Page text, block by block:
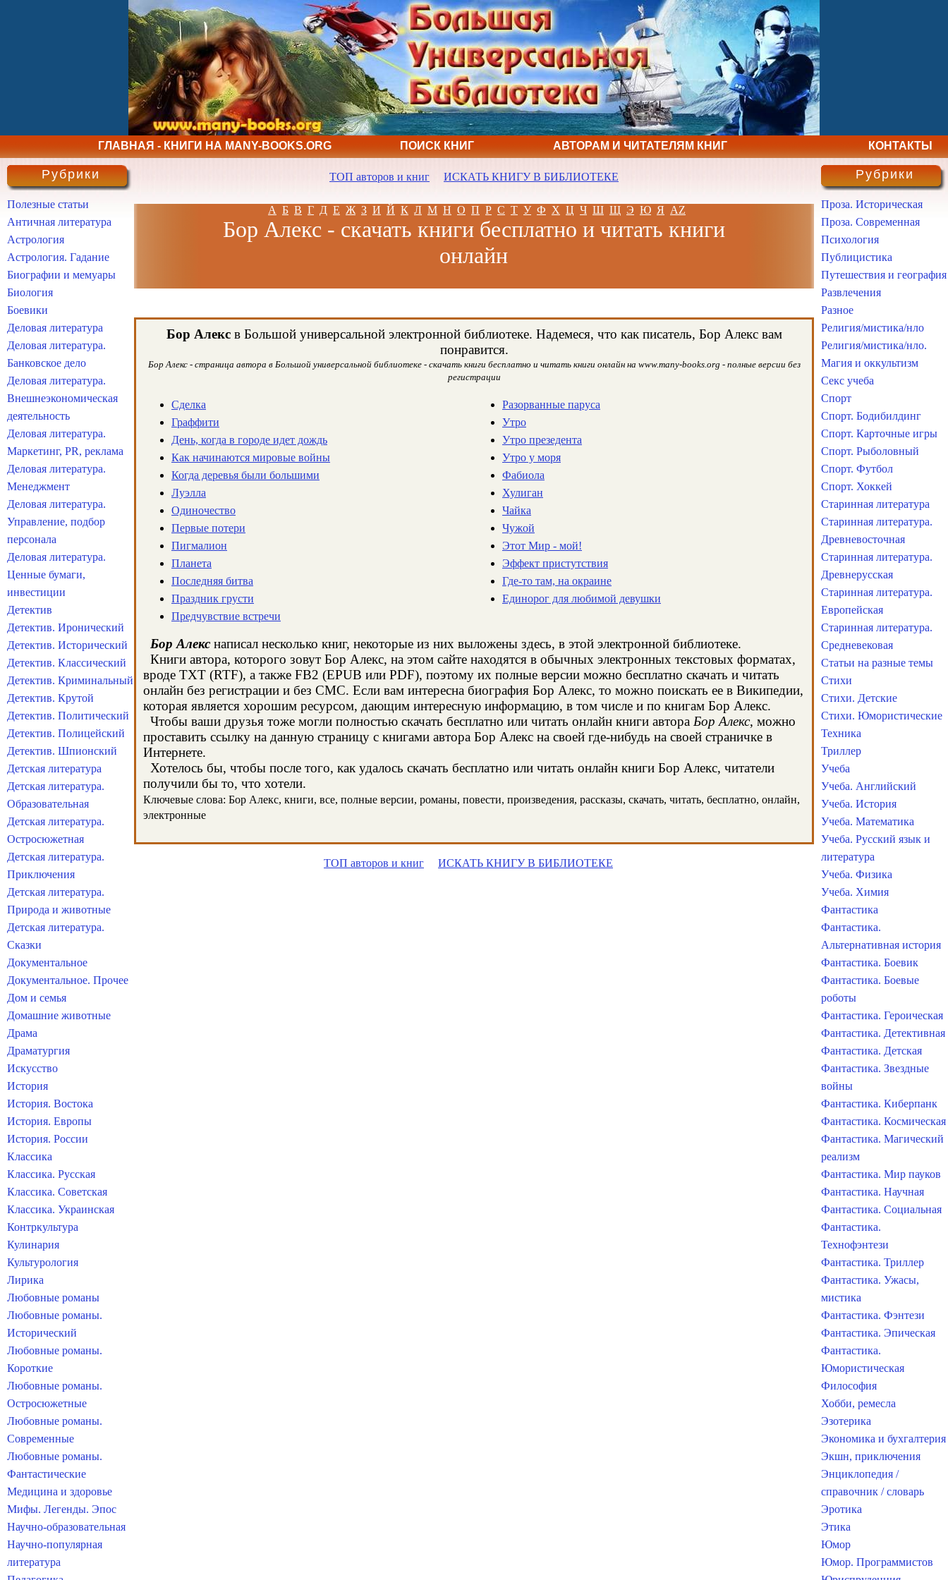
ГЛАВНАЯ - КНИГИ НА MANY-BOOKS.ORG ПОИСК КНИГ АВТОРАМ И ЧИТАТЕЛЯМ КНИГ КОНТАКТЫ
ТОП авторов и книг ИСКАТЬ КНИГУ В БИБЛИОТЕКЕ
А Б В Г Д Е Ж З И Й К Л М Н О П Р С Т У Ф Х Ц Ч Ш Щ Э Ю Я AZ
Бор Алекс - скачать книги бесплатно и читать книги
онлайн
Бор Алексв Большой универсальной электронной библиотеке. Надемеся, что как писатель, Бор Алекс вам
понравится.
Бор Алекс - страница автора в Большой универсальной библиотеке - скачать книги бесплатно и читать книги онлайн на www.many-books.org - полные версии без
регистрации
Сделка
Граффити
День, когда в городе идет дождь
Как начинаются мировые войны
Когда деревья были большими
Луэлла
Одиночество
Первые потери
Пигмалион
Планета
Последняя битва
Праздник грусти
Предчувствие встречи
Разорванные паруса
Утро
Утро презедента
Утро у моря
Фабиола
Хулиган
Чайка
Чужой
Этот Мир - мой!
Эффект пристутствия
Где-то там, на окраине
Единорог для любимой девушки
Бор Алекс написал несколько книг, некоторые из них выложены здесь, в этой электронной библиотеке.
Книги автора, которого зовут Бор Алекс, на этом сайте находятся в обычных электронных текстовых форматах,
вроде TXT (RTF), а также FB2 (EPUB или PDF), поэтому их полные версии можно бесплатно скачать и читать
онлайн без регистрации и без СМС. Если вам интересна биография Бор Алекс, то можно поискать ее в Википедии,
которая является хорошим ресурсом, дающим интересную информацию, в том числе и по книгам Бор Алекс.
Чтобы ваши друзья тоже могли полностью скачать бесплатно или читать онлайн книги автора Бор Алекс, можно
проставить ссылку на данную страницу с книгами автора Бор Алекс на своей где-нибудь на своей страничке в
Интернете.
Хотелось бы, чтобы после того, как удалось скачать бесплатно или читать онлайн книги Бор Алекс, читатели
получили бы то, что хотели.
Ключевые слова: Бор Алекс, книги, все, полные версии, романы, повести, произведения, рассказы, скачать, читать, бесплатно, онлайн,
электронные
ТОП авторов и книг ИСКАТЬ КНИГУ В БИБЛИОТЕКЕ
Рубрики
Полезные статьи
Античная литература
Астрология
Астрология. Гадание
Биографии и мемуары
Биология
Боевики
Деловая литература
Деловая литература.
Банковское дело
Деловая литература.
Внешнеэкономическая
деятельность
Деловая литература.
Маркетинг, PR, реклама
Деловая литература.
Менеджмент
Деловая литература.
Управление, подбор
персонала
Деловая литература.
Ценные бумаги,
инвестиции
Детектив
Детектив. Иронический
Детектив. Исторический
Детектив. Классический
Детектив. Криминальный
Детектив. Крутой
Детектив. Политический
Детектив. Полицейский
Детектив. Шпионский
Детская литература
Детская литература.
Образовательная
Детская литература.
Остросюжетная
Детская литература.
Приключения
Детская литература.
Природа и животные
Детская литература.
Сказки
Документальное
Документальное. Прочее
Дом и семья
Домашние животные
Драма
Драматургия
Искусство
История
История. Востока
История. Европы
История. России
Классика
Классика. Русская
Классика. Советская
Классика. Украинская
Контркультура
Кулинария
Культурология
Лирика
Любовные романы
Любовные романы.
Исторический
Любовные романы.
Короткие
Любовные романы.
Остросюжетные
Любовные романы.
Современные
Любовные романы.
Фантастические
Медицина и здоровье
Мифы. Легенды. Эпос
Научно-образовательная
Научно-популярная
литература
Рубрики
Проза. Историческая
Проза. Современная
Психология
Публицистика
Путешествия и география
Развлечения
Разное
Религия/мистика/нло
Религия/мистика/нло.
Магия и оккультизм
Секс учеба
Спорт
Спорт. Бодибилдинг
Спорт. Карточные игры
Спорт. Рыболовный
Спорт. Футбол
Спорт. Хоккей
Старинная литература
Старинная литература.
Древневосточная
Старинная литература.
Древнерусская
Старинная литература.
Европейская
Старинная литература.
Средневековая
Статьи на разные темы
Стихи
Стихи. Детские
Стихи. Юмористические
Техника
Триллер
Учеба
Учеба. Английский
Учеба. История
Учеба. Математика
Учеба. Русский язык и
литература
Учеба. Физика
Учеба. Химия
Фантастика
Фантастика.
Альтернативная история
Фантастика. Боевик
Фантастика. Боевые
роботы
Фантастика. Героическая
Фантастика. Детективная
Фантастика. Детская
Фантастика. Звездные
войны
Фантастика. Киберпанк
Фантастика. Космическая
Фантастика. Магический
реализм
Фантастика. Мир пауков
Фантастика. Научная
Фантастика. Социальная
Фантастика.
Технофэнтези
Фантастика. Триллер
Фантастика. Ужасы,
мистика
Фантастика. Фэнтези
Фантастика. Эпическая
Фантастика.
Юмористическая
Философия
Хобби, ремесла
Эзотерика
Экономика и бухгалтерия
Экшн, приключения
Энциклопедия /
справочник / словарь
Эротика
Этика
Юмор
Юмор. Программистов